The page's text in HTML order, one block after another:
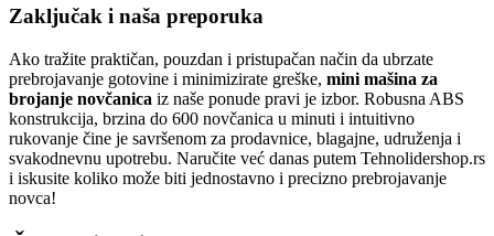
Zaključak i naša preporuka
Ako tražite praktičan, pouzdan i pristupačan način da ubrzate
prebrojavanje gotovine i minimizirate greške, mini mašina za
brojanje novčanica iz naše ponude pravi je izbor. Robusna ABS
konstrukcija, brzina do 600 novčanica u minuti i intuitivno
rukovanje čine je savršenom za prodavnice, blagajne, udruženja i
svakodnevnu upotrebu. Naručite već danas putem Tehnolidershop.rs
i iskusite koliko može biti jednostavno i precizno prebrojavanje
novca!